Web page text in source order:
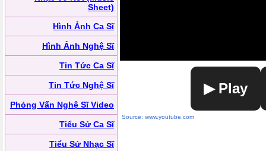
Sheet)
Hình Ảnh Ca Sĩ
Hình Ảnh Nghệ Sĩ
Tin Tức Ca Sĩ
Tin Tức Nghệ Sĩ
Phỏng Vấn Nghệ Sĩ Video
Tiểu Sử Ca Sĩ
Tiểu Sử Nhạc Sĩ
▶ Play
Source: www.youtube.com